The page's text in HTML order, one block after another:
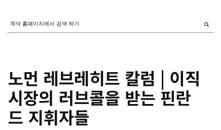
노먼 레브레히트 칼럼 | 이직
시장의 러브콜을 받는 핀란
드 지휘자들